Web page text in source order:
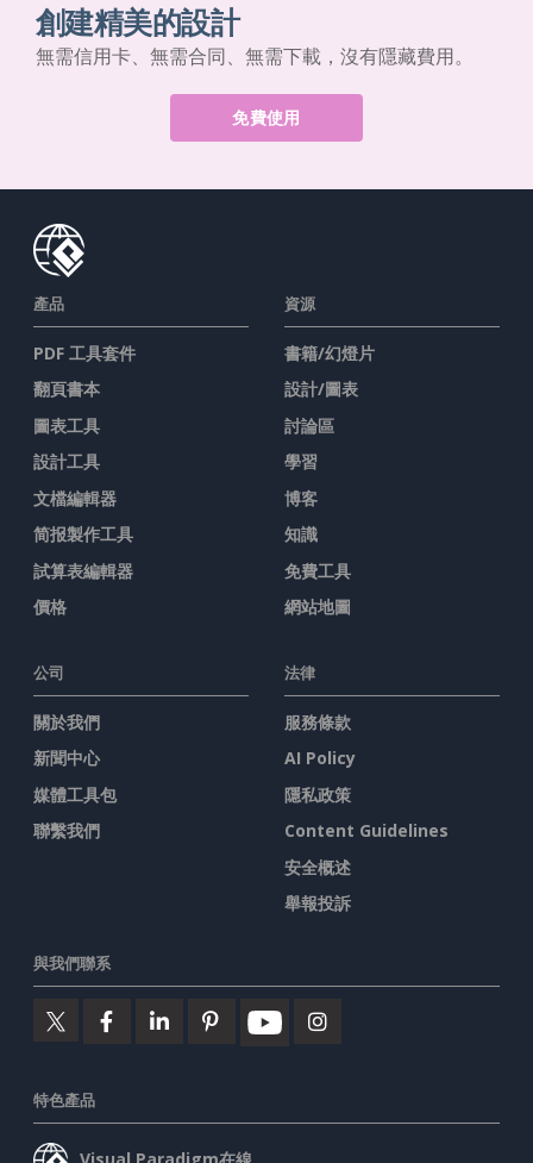
創建精美的設計
無需信用卡、無需合同、無需下載，沒有隱藏費用。
免費使用
產品
PDF 工具套件
翻頁書本
圖表工具
設計工具
文檔編輯器
简报製作工具
試算表編輯器
價格
資源
書籍/幻燈片
設計/圖表
討論區
學習
博客
知識
免費工具
網站地圖
公司
關於我們
新聞中心
媒體工具包
聯繫我們
法律
服務條款
AI Policy
隱私政策
Content Guidelines
安全概述
舉報投訴
與我們聯系
特色產品